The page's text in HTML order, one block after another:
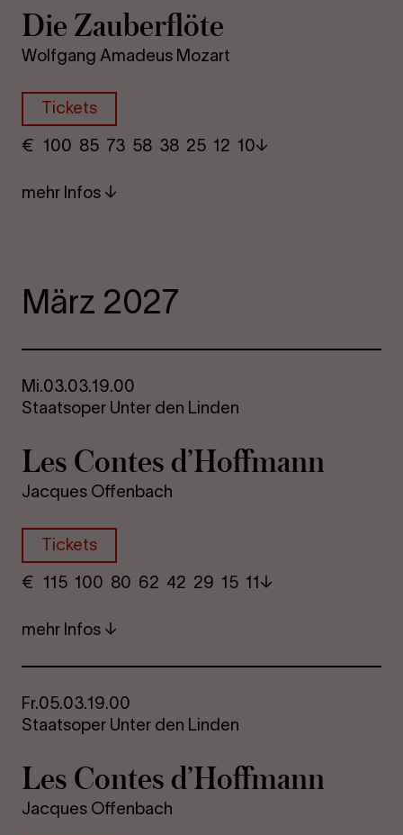
Die Zau­ber­flö­te
Wolfgang Amadeus Mozart
Tickets
€ ​ 100 85 73​ 58 38 25​ 12 10
mehr Infos
März 2027
Mi.03.03.19.00
Staatsoper Unter den Linden
Les Con­tes d’Hoff­mann
Jacques Offenbach
Tickets
€ ​ 115 100 80​ 62 42 29​ 15 11
mehr Infos
Fr.05.03.19.00
Staatsoper Unter den Linden
Les Con­tes d’Hoff­mann
Jacques Offenbach